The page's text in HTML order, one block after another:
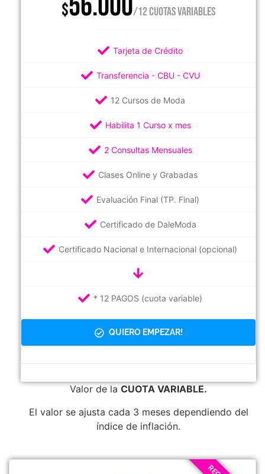
$ /12 CUOTAS VARIABLES
Tarjeta de Crédito
Transferencia - CBU - CVU
12 Cursos de Moda
Habilita 1 Curso x mes
2 Consultas Mensuales
Clases Online y Grabadas
Evaluación Final (TP. Final)
Certificado de DaleModa
Certificado Nacional e Internacional (opcional)
* 12 PAGOS (cuota variable)
QUIERO EMPEZAR!
Valor de la CUOTA VARIABLE.
El valor se ajusta cada 3 meses dependiendo del
índice de inflación.